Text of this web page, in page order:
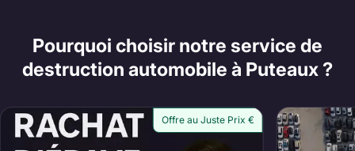
Pourquoi choisir notre service de
destruction automobile à Puteaux ?
Offre au Juste Prix €